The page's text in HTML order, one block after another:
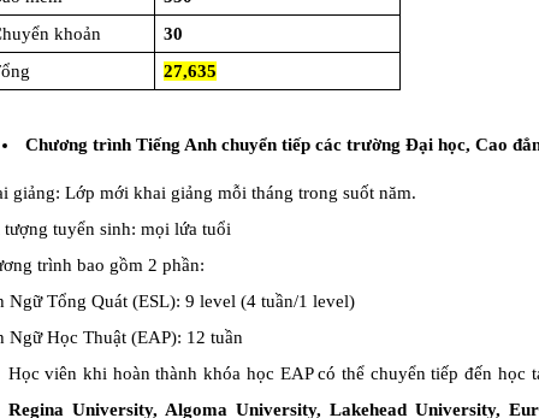
khoản
30
27,635
Chương trình Tiếng Anh chuyển tiếp các trường Đại học, Cao
giảng: Lớp mới khai giảng mỗi tháng trong suốt năm.
tuyển sinh: mọi lứa tuổi
trình bao gồm 2 phần:
Ngữ Tổng Quát (ESL): 9 level (4 tuần/1 level)
Ngữ Học Thuật (EAP): 12 tuần
Học viên khi hoàn thành khóa học EAP có thể chuyển tiếp đến
Regina University, Algoma University, Lakehead University,